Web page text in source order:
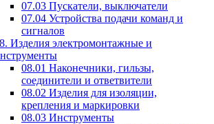
07.03 Пускатели, выключатели
07.04 Устройства подачи команд и
сигналов
Изделия электромонтажные и
08.01 Наконечники, гильзы,
соединители и ответвители
08.02 Изделия для изоляции,
крепления и маркировки
08.03 Инструменты